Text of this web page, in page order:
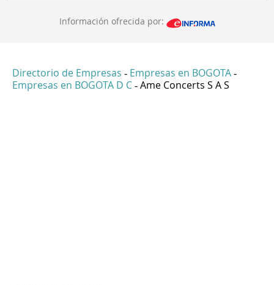
Información ofrecida por:
Directorio de Empresas - Empresas en BOGOTA -
Empresas en BOGOTA D C - Ame Concerts S A S